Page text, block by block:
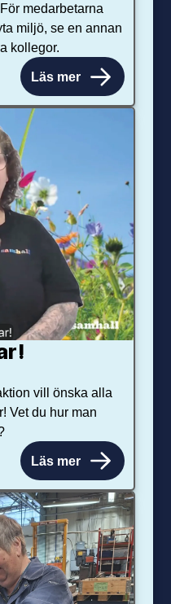
medarbetarna
miljö, se en annan
kollegor.
Läs mer
vill önska alla
Vet du hur man
Läs mer